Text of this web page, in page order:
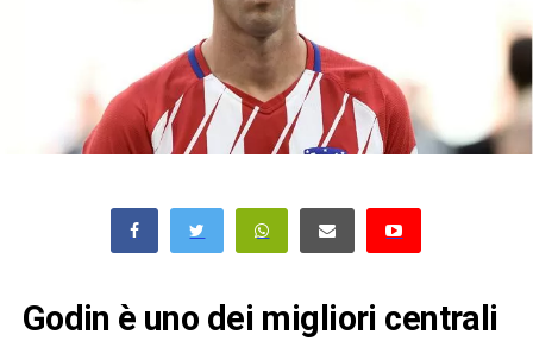
Godin è uno dei migliori centrali